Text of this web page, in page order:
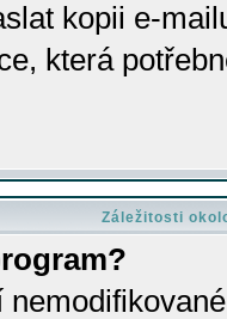
kopii e-
která
Záležitosti